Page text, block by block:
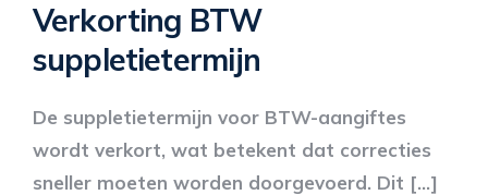
Verkorting BTW
suppletietermijn
De suppletietermijn voor BTW-aangiftes
wordt verkort, wat betekent dat correcties
sneller moeten worden doorgevoerd. Dit […]